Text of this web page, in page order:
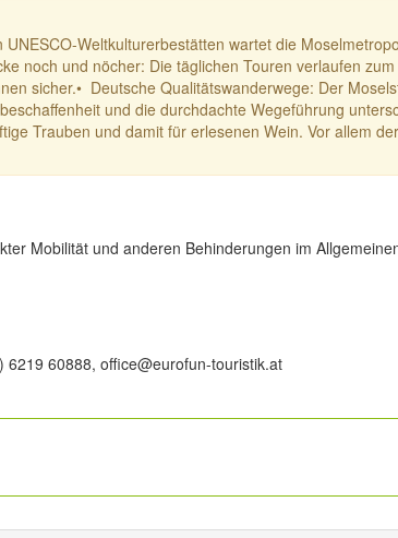
Weltkulturerbestätten wartet die
noch und nöcher: Die täglichen Touren verlaufen
sicher.• Deutsche Qualitätswanderwege: Der
und die durchdachte Wegeführung
Trauben und damit für erlesenen Wein. Vor allem
Mobilität und anderen Behinderungen im
60888, office@eurofun-touristik.at